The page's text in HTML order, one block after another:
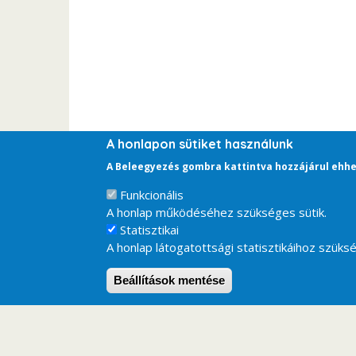
A honlapon sütiket használunk
A Beleegyezés gombra kattintva hozzájárul
Funkcionális
A honlap működéséhez szükséges sütik.
Statisztikai
A honlap látogatottsági statisztikáihoz
Beállítások mentése